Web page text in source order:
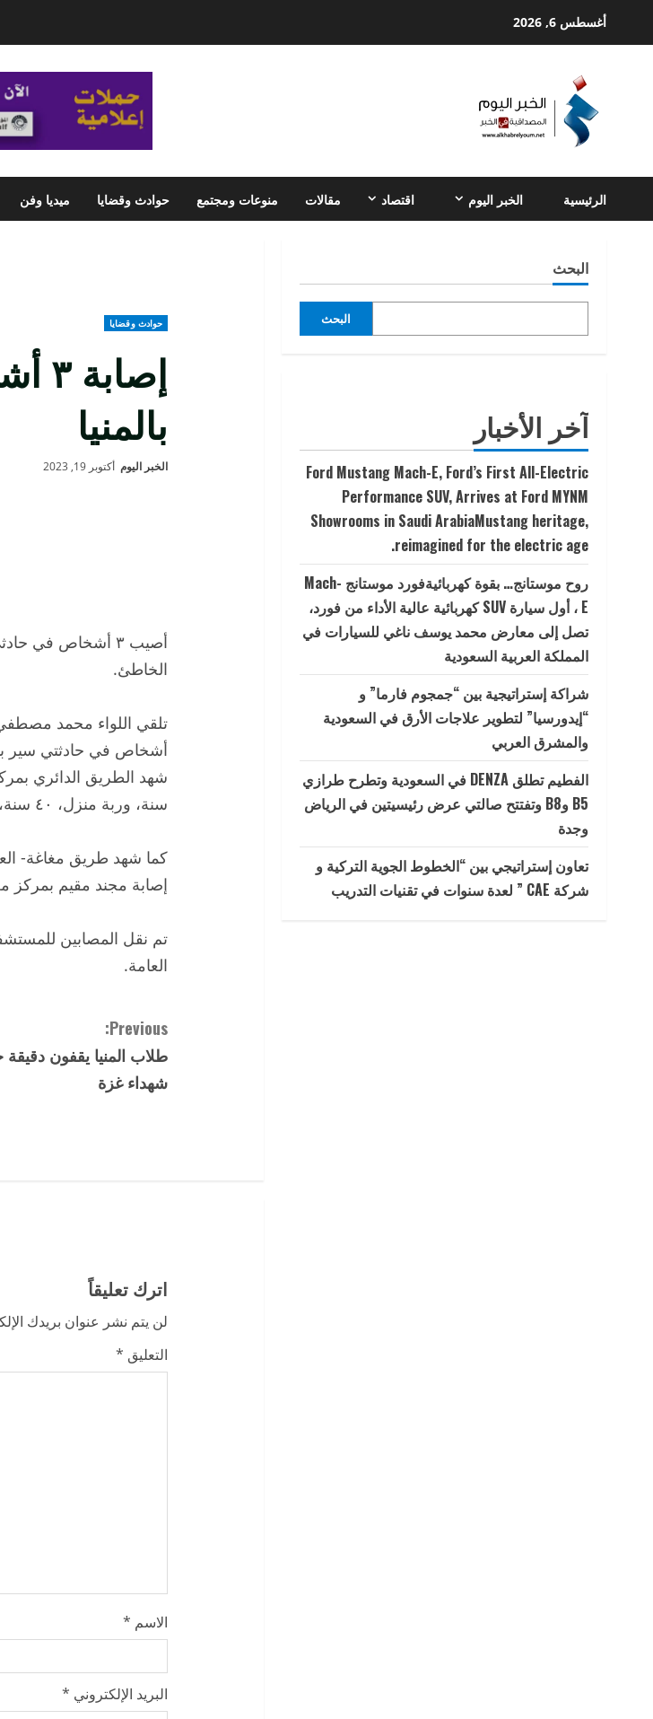
أغسطس 6, 2026
الرئيسية الخبر اليوم اقتصاد مقالات منوعات ومجتمع حوادث وقضايا ميديا وفن
حوادث وقضايا
بالمنيا
الخبر اليوم أكتوبر 19, 2023
أصيب ٣ أشخاص في
الخاطئ.
أشخاص في حادثتي سير
سنة، وربة منزل، ٤٠ سنة، مقيمين بقرية تلة بمركز المنيا.
كما شهد طريق مغاغة-
إصابة مجند مقيم بمركز
تم نقل المصابين
العامة.
C
o
e
R
e
Previous:
طلاب المنيا يقفون
شهداء غزة
اترك تعليقاً
لن يتم نشر عنوان بريدك
التعليق *
الاسم *
البريد الإلكتروني *
البحث
البحث
آخر الأخبار
Ford Mustang Mach-E, Ford’s First All-Electric
Performance SUV, Arrives at Ford MYNM
Showrooms in Saudi ArabiaMustang heritage,
reimagined for the electric age.
روح موستانج… بقوة كهربائيةفورد موستانج Mach-
E ، أول سيارة SUV كهربائية عالية الأداء من فورد،
تصل إلى معارض محمد يوسف ناغي للسيارات في
المملكة العربية السعودية
شراكة إستراتيجية بين “جمجوم فارما” و
“إيدورسيا” لتطوير علاجات الأرق في السعودية
والمشرق العربي
الفطيم تطلق DENZA في السعودية وتطرح طرازي
B5 وB8 وتفتتح صالتي عرض رئيسيتين في الرياض
وجدة
تعاون إستراتيجي بين “الخطوط الجوية التركية و
شركة CAE ” لعدة سنوات في تقنيات التدريب